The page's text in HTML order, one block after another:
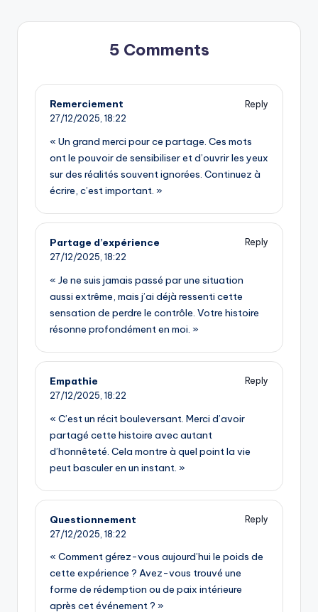
5 Comments
Remerciement
Reply
27/12/2025, 18:22
« Un grand merci pour ce partage. Ces mots
ont le pouvoir de sensibiliser et d’ouvrir les yeux
sur des réalités souvent ignorées. Continuez à
écrire, c’est important. »
Partage d’expérience
Reply
27/12/2025, 18:22
« Je ne suis jamais passé par une situation
aussi extrême, mais j’ai déjà ressenti cette
sensation de perdre le contrôle. Votre histoire
résonne profondément en moi. »
Empathie
Reply
27/12/2025, 18:22
« C’est un récit bouleversant. Merci d’avoir
partagé cette histoire avec autant
d’honnêteté. Cela montre à quel point la vie
peut basculer en un instant. »
Questionnement
Reply
27/12/2025, 18:22
« Comment gérez-vous aujourd’hui le poids de
cette expérience ? Avez-vous trouvé une
forme de rédemption ou de paix intérieure
après cet événement ? »